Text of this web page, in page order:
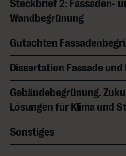
Steckbrief 2: Fassaden-
Wandbegrünung
Gutachten
Dissertation Fassade und
Gebäudebegrünung. Zukunftsfähige
Lösungen für
Sonstiges